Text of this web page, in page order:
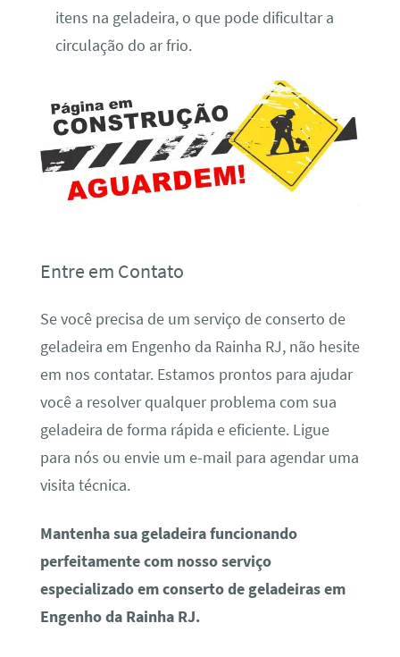
itens na geladeira, o que pode dificultar a
circulação do ar frio.
Entre em Contato
Se você precisa de um serviço de conserto de
geladeira em Engenho da Rainha RJ, não hesite
em nos contatar. Estamos prontos para ajudar
você a resolver qualquer problema com sua
geladeira de forma rápida e eficiente. Ligue
para nós ou envie um e-mail para agendar uma
visita técnica.
Mantenha sua geladeira funcionando
perfeitamente com nosso serviço
especializado em conserto de geladeiras em
Engenho da Rainha RJ.